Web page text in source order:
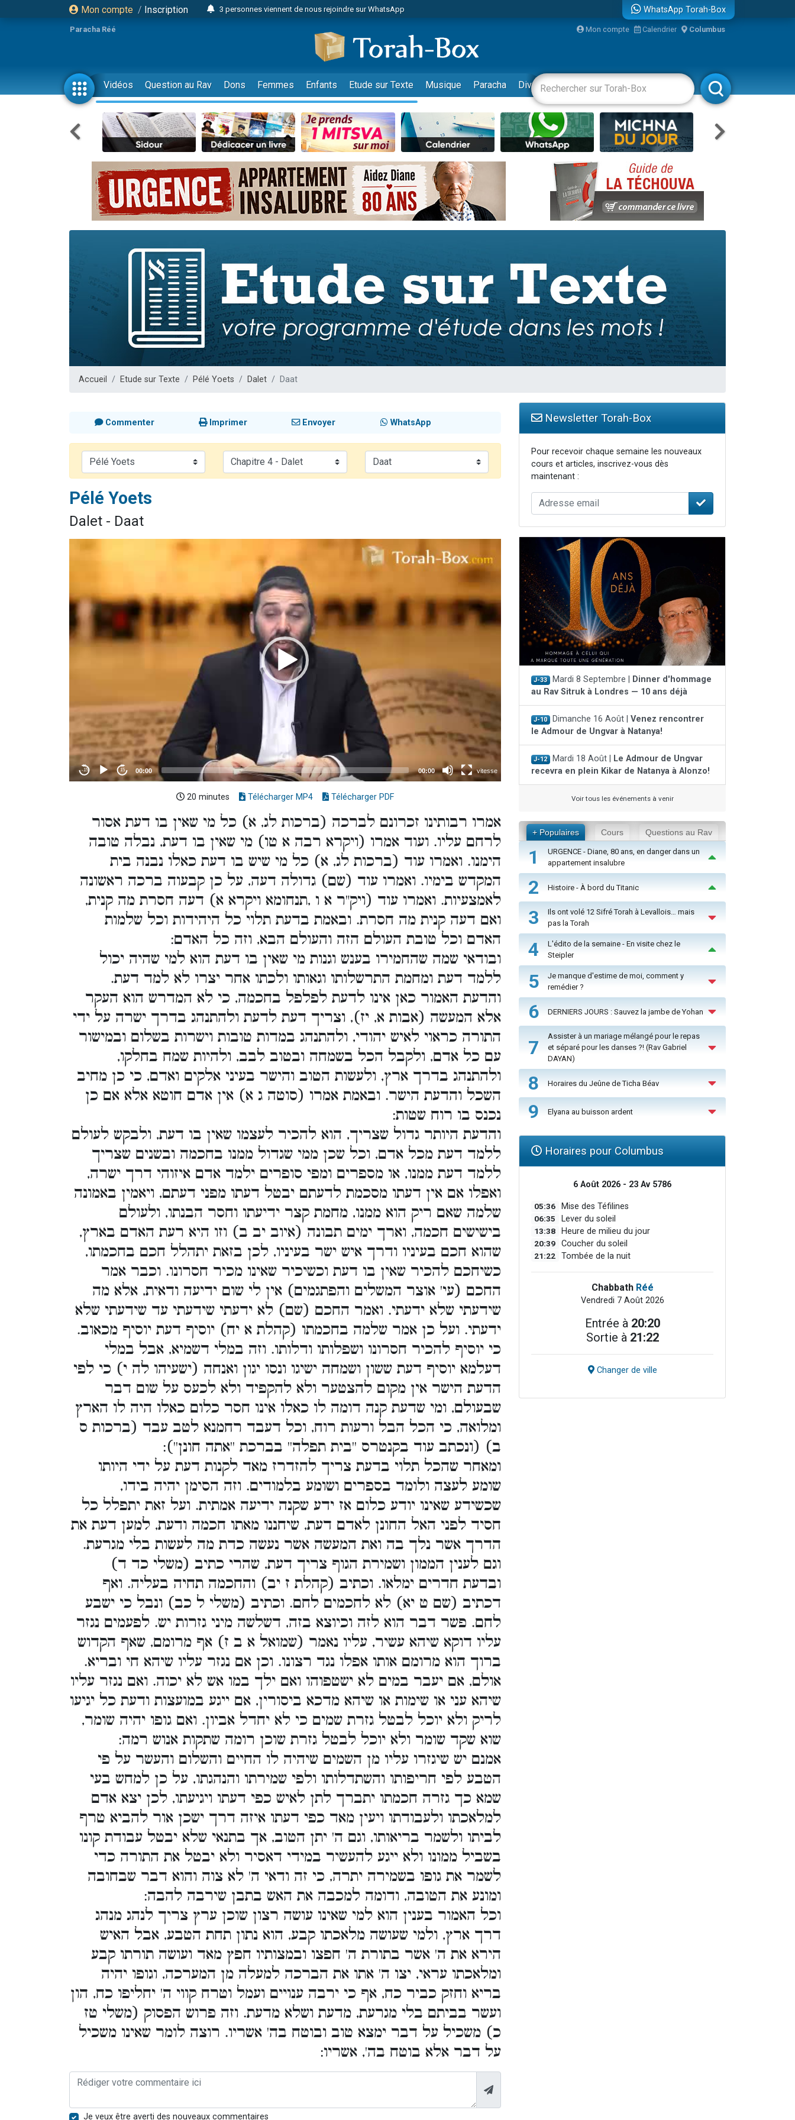
Mon compte / Inscription
3 personnes viennent de nous rejoindre sur WhatsApp
3 personnes viennent de faire un don pour 5 jours de vacances aux Orphelins
3 personnes viennent de faire un don pour Diane, 80 ans, dans un appartement insalubre
2 personnes viennent de nous rejoindre sur WhatsApp
13 personnes viennent de demander une bénédiction
30 personnes viennent de faire un don pour Sauvez la jambe de Yohan
Il reste 49 places pour étudier en groupe sur Zoom
12 nouvelles musiques dans Torah-Box Music
3 personnes viennent de nous rejoindre sur WhatsApp
2 personnes viennent de nous rejoindre sur WhatsApp
2 nouvelles musiques dans Torah-Box Music
3 personnes viennent de nous rejoindre sur WhatsApp
61 personnes viennent de demander une bénédiction
Il reste 49 places pour étudier en groupe sur Zoom
Ariel vient de donner son Maasser
Nathaniel vient de donner son Maasser
4 personnes viennent de nous rejoindre sur WhatsApp
WhatsApp Torah-Box
Paracha Réé Mon compte Calendrier Columbus
Vidéos Question au Rav Dons Femmes Enfants Etude sur Texte Musique Paracha Divertissements Livres Rabbanim
Accueil Etude sur Texte Pélé Yoets Dalet Daat
Commenter Imprimer Envoyer WhatsApp
Pélé Yoets
Dalet - Daat
20 minutes Télécharger MP4 Télécharger PDF
אמרו רבותינו זכרונם לברכה (ברכות לג, א) כל מי שאין בו דעת אסור
לרחם עליו. ועוד אמרו (ויקרא רבה א טו) מי שאין בו דעת, נבלה טובה
הימנו. ואמרו עוד (ברכות לג, א) כל מי שיש בו דעת כאלו נבנה בית
המקדש בימיו. ואמרו עוד (שם) גדולה דעה, על כן קבעוה ברכה ראשונה
לאמצעיות. ואמרו עוד (ויק"ר א ו ,תנחומא ויקרא א) דעה חסרת מה קנית,
ואם דעה קנית מה חסרת. ובאמת בדעת תלוי כל היהידות וכל שלמות
האדם וכל טובת העולם הזה והעולם הבא, וזה כל האדם:
ובודאי שמה שהחמירו בענש וגנות מי שאין בו דעת הוא למי שהיה יכול
ללמד דעת ומחמת התרשלותו וגאותו ולכתו אחר יצרו לא למד דעת.
והדעת האמור כאן אינו לדעת לפלפל בחכמה, כי לא המדרש הוא העקר
אלא המעשה (אבות א, יז), וצריך דעת לדעת ולהתנהג בדרך ישרה על ידי
התורה כראוי לאיש יהודי, ולהתנהג במדות טובות וישרות בשלום ובמישור
עם כל אדם, ולקבל הכל בשמחה ובטוב לבב, ולהיות שמח בחלקו,
ולהתנהג בדרך ארץ, ולעשות הטוב והישר בעיני אלקים ואדם, כי כן מחיב
השכל והדעת הישר. ובאמת אמרו (סוטה ג א) אין אדם חוטא אלא אם כן
נכנס בו רוח שטות:
והדעת היותר גדול שצריך, הוא להכיר לעצמו שאין בו דעת, ולבקש לעולם
ללמד דעת מכל אדם, וכל שכן ממי שגדול ממנו בחכמה ובשנים שצריך
ללמד דעת ממנו, או מספרים ומפי סופרים ילמד אדם איזוהי דרך ישרה,
ואפלו אם אין דעתו מסכמת לדעתם יבטל דעתו מפני דעתם, ויאמין באמונה
שלמה שאם ריק הוא ממנו, מחמת קצר ידיעתו וחסר הבנתו, ולעולם
בישישים חכמה, וארך ימים תבונה (איוב יב ב) וזו היא רעת האדם בארץ,
שהוא חכם בעיניו ודרך איש ישר בעיניו, לכן בזאת יתהלל חכם בחכמתו,
כשיחכם להכיר שאין בו דעת וכשיכיר שאינו מכיר חסרונו. וכבר אמר
החכם (עי' אוצר המשלים והפתגמים) אין לי שום ידיעה ודאית, אלא מה
שידעתי שלא ידעתי. ואמר החכם (שם) לא ידעתי שידעתי עד שידעתי שלא
ידעתי. ועל כן אמר שלמה בחכמתו (קהלת א יח) יוסיף דעת יוסיף מכאוב.
כי יוסיף להכיר חסרונו ושפלותו ודלותו. וזה במלי דשמיא, אבל במלי
דעלמא יוסיף דעת ששון ושמחה ישיגו ונסו יגון ואנחה (ישעיהו לה י) כי לפי
הדעת הישר אין מקום להצטער ולא להקפיד ולא לכעס על שום דבר
שבעולם, ומי שדעת קנה דומה לו כאלו אינו חסר כלום כאלו היה לו הארץ
ומלואה, כי הכל הבל ורעות רוח, וכל דעבד רחמנא לטב עבד (ברכות ס
ב) (ונכתב עוד בקנטרס ''בית תפלה'' בברכת ''אתה חונן''):
ומאחר שהכל תלוי בדעת צריך להזדרז מאד לקנות דעת על ידי היותו
שומע לעצה ולומד בספרים ושומע בלמודים. וזה הסימן יהיה בידו,
שכשידע שאינו יודע כלום אז ידע שקנה ידיעה אמתית. ועל זאת יתפלל כל
חסיד לפני האל החונן לאדם דעת, שיחננו מאתו חכמה ודעת, למען דעת את
הדרך אשר נלך בה ואת המעשה אשר נעשה כדת מה לעשות בלי מגרעת.
וגם לענין הממון ושמירת הגוף צריך דעת, שהרי כתיב (משלי כד ד)
ובדעת חדרים ימלאו. וכתיב (קהלת ז יב) והחכמה תחיה בעליה. ואף
דכתיב (שם ט יא) לא לחכמים לחם. וכתיב (משלי ל כב) ונבל כי ישבע
לחם. פשר דבר הוא לזה וכיוצא בזה, דשלשה מיני גזרות יש. לפעמים נגזר
עליו דוקא שיהא עשיר, עליו נאמר (שמואל א ב ז) אף מרומם, שאף הקדוש
ברוך הוא מרומם אותו אפלו נגד רצונו. וכן אם נגזר עליו שיהא חי ובריא.
אולם, אם יעבר במים לא ישטפוהו ואם ילך במו אש לא יכוה. ואם נגזר עליו
שיהא עני או שימות או שיהא מדכא ביסורין, אם ייגע במועצות ודעת כל יגיעו
לריק ולא יוכל לבטל גזרת שמים כי לא יחדל אביון. ואם גופו יהיה שומר,
שוא שקד שומר ולא יוכל לבטל גזרת שוכן רומה שתקות אנוש רמה:
אמנם יש שיגזרו עליו מן השמים שיהיה לו החיים והשלום והעשר על פי
הטבע לפי חריפותו והשתדלותו ולפי שמירתו והנהגתו, על כן למחש בעי
שמא כך גזרה חכמתו יתברך לתן לאיש כפי דעתו ויגיעתו, לכן יצא אדם
למלאכתו ולעבודתו ויעין מאד כפי דעתו איזה דרך ישכן אור להביא טרף
לביתו ולשמר בריאותו, וגם ה' יתן הטוב, אך בתנאי שלא יבטל עבודת קונו
בשביל ממונו ולא ייגע להעשיר במידי דאסיר ולא יבטל את התורה כדי
לשמר את גופו בשמירה יתרה, כי זה ודאי ה' לא צוה והוא דבר שבחובה
ומונע את הטובה, ודומה למכבה את האש בתבן שירבה להבה:
וכל האמור בענין הוא למי שאינו עושה רצון שוכן ערץ צריך לנהג מנהג
דרך ארץ, ולמי שעושה מלאכתו קבע, הוא נתון תחת הטבע, אבל האיש
הירא את ה' אשר בתורת ה' חפצו ובמצותיו חפץ מאד ועושה תורתו קבע
ומלאכתו עראי, יצו ה' אתו את הברכה למעלה מן המערכה, וגופו יהיה
בריא וחזק כביר כח, אף כי ירבה ענויים ועמל וטרח קווי ה' יחליפו כח, הון
ועשר בביתם בלי מגרעת, מדעת ושלא מדעת. וזה פרוש הפסוק (משלי טז
כ) משכיל על דבר ימצא טוב ובוטח בה' אשריו. רוצה לומר שאינו משכיל
על דבר אלא בוטח בה', אשריו:
Je veux être averti des nouveaux commentaires
Newsletter Torah-Box
Pour recevoir chaque semaine les nouveaux
cours et articles, inscrivez-vous dès
maintenant :
J-33 Mardi 8 Septembre |
Dinner d'hommage
au Rav Sitruk à Londres — 10 ans déjà
J-10 Dimanche 16 Août | Venez rencontrer
le Admour de Ungvar à Natanya!
J-12 Mardi 18 Août |
Le Admour de Ungvar
recevra en plein Kikar de Natanya à Alonzo!
Voir tous les événements à venir
+ Populaires Cours Questions au Rav
1
URGENCE - Diane, 80 ans, en danger dans un
appartement insalubre
2 Histoire - À bord du Titanic
3
Ils ont volé 12 Sifré Torah à Levallois… mais
pas la Torah
4
L'édito de la semaine - En visite chez le
Steipler
5
Je manque d'estime de moi, comment y
remédier ?
6 DERNIERS JOURS : Sauvez la jambe de Yohan
7
Assister à un mariage mélangé pour le repas
et séparé pour les danses ?! (Rav Gabriel
DAYAN)
8 Horaires du Jeûne de Ticha Béav
9 Elyana au buisson ardent
Horaires pour Columbus
6 Août 2026 - 23 Av 5786
05:36 Mise des Téfilines
06:35 Lever du soleil
13:38 Heure de milieu du jour
20:39 Coucher du soleil
21:22 Tombée de la nuit
Chabbath Réé
Vendredi 7 Août 2026
Entrée à 20:20
Sortie à 21:22
Changer de ville